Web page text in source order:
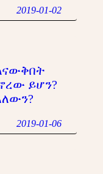
2019-01-02
ይሆን?
2019-01-06